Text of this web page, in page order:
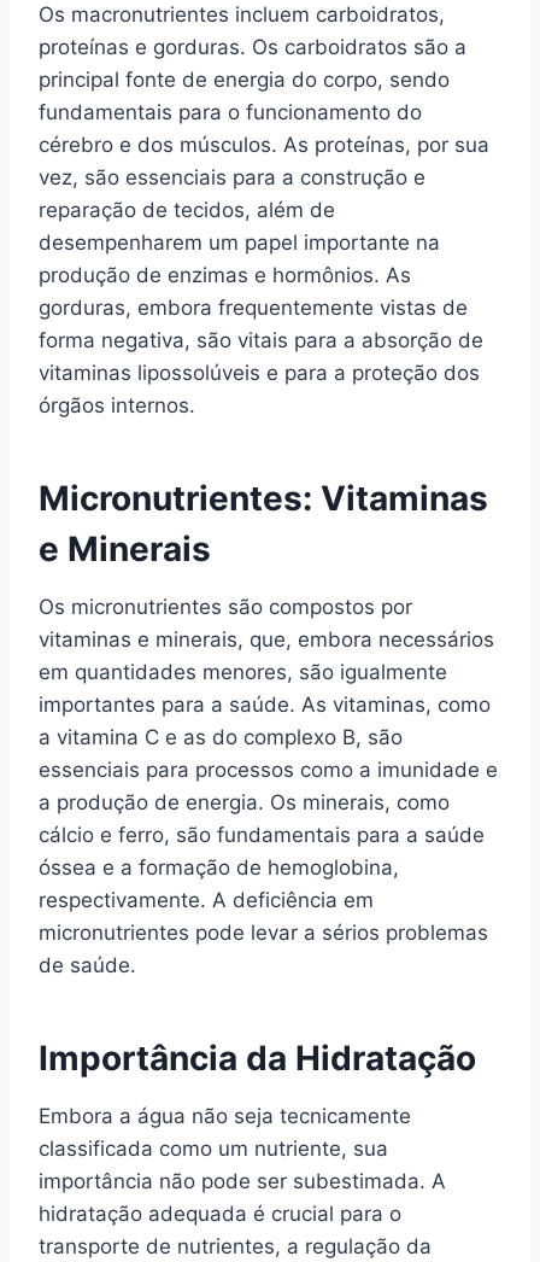
Os macronutrientes incluem carboidratos,
proteínas e gorduras. Os carboidratos são a
principal fonte de energia do corpo, sendo
fundamentais para o funcionamento do
cérebro e dos músculos. As proteínas, por sua
vez, são essenciais para a construção e
reparação de tecidos, além de
desempenharem um papel importante na
produção de enzimas e hormônios. As
gorduras, embora frequentemente vistas de
forma negativa, são vitais para a absorção de
vitaminas lipossolúveis e para a proteção dos
órgãos internos.
Micronutrientes: Vitaminas
e Minerais
Os micronutrientes são compostos por
vitaminas e minerais, que, embora necessários
em quantidades menores, são igualmente
importantes para a saúde. As vitaminas, como
a vitamina C e as do complexo B, são
essenciais para processos como a imunidade e
a produção de energia. Os minerais, como
cálcio e ferro, são fundamentais para a saúde
óssea e a formação de hemoglobina,
respectivamente. A deficiência em
micronutrientes pode levar a sérios problemas
de saúde.
Importância da Hidratação
Embora a água não seja tecnicamente
classificada como um nutriente, sua
importância não pode ser subestimada. A
hidratação adequada é crucial para o
transporte de nutrientes, a regulação da